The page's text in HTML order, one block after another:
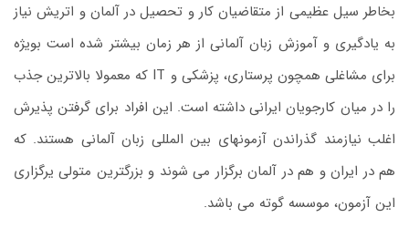
بخاطر سیل عظیمی از متقاضیان کار و تحصیل در آلمان و اتریش نیاز
به یادگیری و آموزش زبان آلمانی از هر زمان بیشتر شده است بویژه
برای مشاغلی همچون پرستاری، پزشکی و IT که معمولا بالاترین جذب
را در میان کارجویان ایرانی داشته است. این افراد برای گرفتن پذیرش
اغلب نیازمند گذراندن آزمونهای بین المللی زبان آلمانی هستند. که
هم در ایران و هم در آلمان برگزار می شوند و بزرگترین متولی یرگزاری
این آزمون، موسسه گوته می باشد.